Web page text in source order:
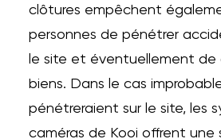
clôtures empêchent
personnes de pénétrer
le site et éventuellement de
biens. Dans le cas
pénétreraient sur le site, les
caméras de Kooi offrent une